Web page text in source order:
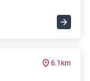
6.1km